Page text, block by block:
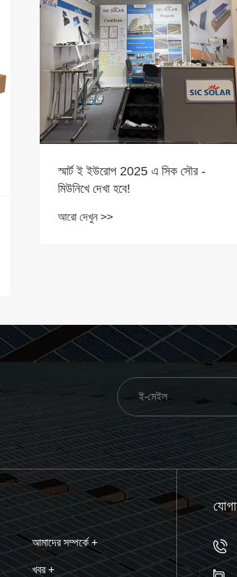
স্মার্ট ই ইউরোপ 2025 এ সিক সৌর -
মিউনিখে দেখা হবে!
আরো দেখুন >>
আমাদের সম্পর্কে +
খবর +